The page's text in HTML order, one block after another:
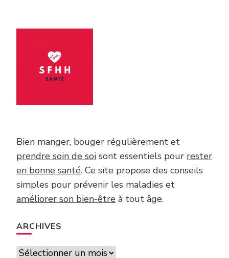
Bien manger, bouger régulièrement et
prendre soin de soi sont essentiels pour rester
en bonne santé. Ce site propose des conseils
simples pour prévenir les maladies et
améliorer son bien-être à tout âge.
ARCHIVES
Archives